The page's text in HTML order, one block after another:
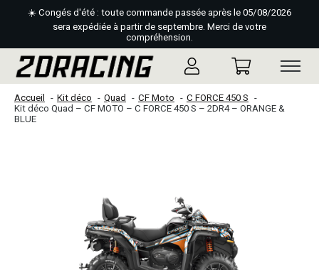
☀️ Congés d'été : toute commande passée après le 05/08/2026
sera expédiée à partir de septembre. Merci de votre
compréhension.
Accueil Kit déco Quad CF Moto
C FORCE 450 S
Kit déco Quad – CF MOTO – C FORCE 450 S – 2DR4 – ORANGE &
BLUE